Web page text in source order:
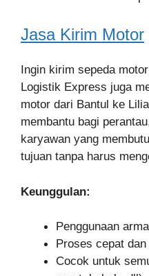
Jasa Kirim Motor
Ingin kirim sepeda
Logistik Express juga
motor dari Bantul ke
membantu bagi
karyawan yang
tujuan tanpa harus
Keunggulan:
Penggunaan
Proses cepat dan
Cocok untuk